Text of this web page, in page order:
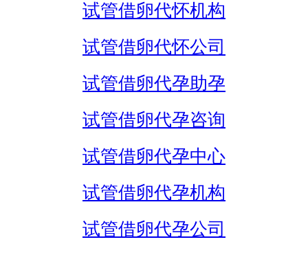
试管借卵代怀机构
试管借卵代怀公司
试管借卵代孕助孕
试管借卵代孕咨询
试管借卵代孕中心
试管借卵代孕机构
试管借卵代孕公司